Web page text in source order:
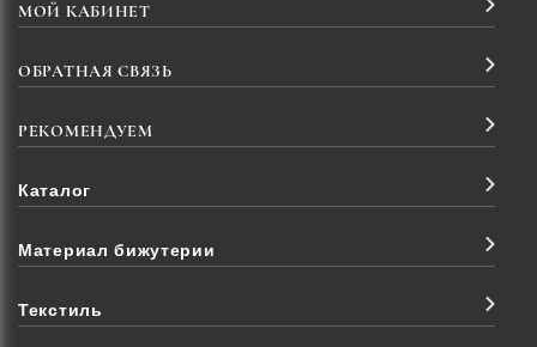
МОЙ КАБИНЕТ
ОБРАТНАЯ СВЯЗЬ
РЕКОМЕНДУЕМ
Каталог
Материал бижутерии
Текстиль